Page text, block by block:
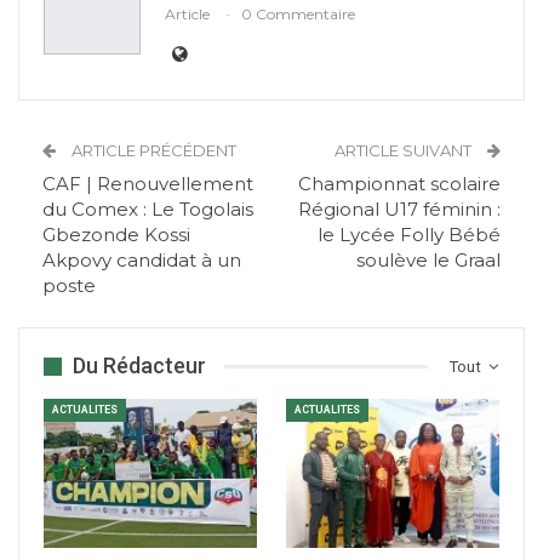
Article
0 Commentaire
ARTICLE PRÉCÉDENT
CAF | Renouvellement
du Comex : Le Togolais
Gbezonde Kossi
Akpovy candidat à un
poste
ARTICLE SUIVANT
Championnat scolaire
Régional U17 féminin :
le Lycée Folly Bébé
soulève le Graal
Tout
Du Rédacteur
ACTUALITES ACTUALITES